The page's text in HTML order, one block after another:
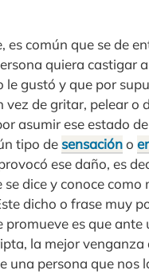
es común que se de
quiera castigar
le gustó y que por
vez de gritar, pelear o
asumir ese estado
tipo de sensacióno
ese daño, es
dice y conoce como
dicho o frase muy
promueve es que ante
la mejor venganza
una persona que nos